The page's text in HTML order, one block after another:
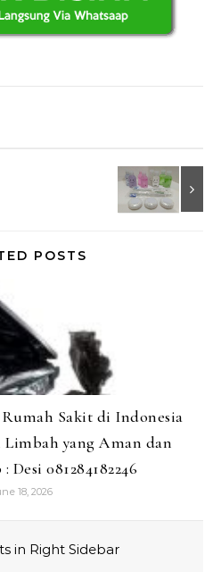
POSTS
Sakit di Indonesia
yang Aman dan
081284182246
18, 2026
in Right Sidebar